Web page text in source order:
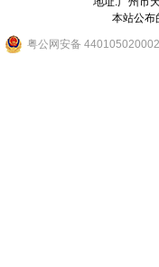
本站公布
粤公网安备